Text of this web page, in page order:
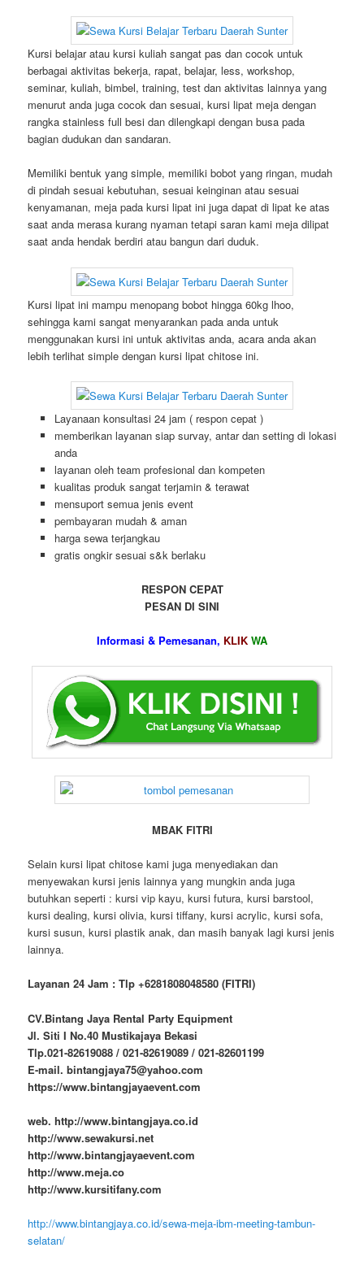
Kursi belajar atau kursi kuliah sangat pas dan cocok untuk
berbagai aktivitas bekerja, rapat, belajar, less, workshop,
seminar, kuliah, bimbel, training, test dan aktivitas lainnya yang
menurut anda juga cocok dan sesuai, kursi lipat meja dengan
rangka stainless full besi dan dilengkapi dengan busa pada
bagian dudukan dan sandaran.
Memiliki bentuk yang simple, memiliki bobot yang ringan, mudah
di pindah sesuai kebutuhan, sesuai keinginan atau sesuai
kenyamanan, meja pada kursi lipat ini juga dapat di lipat ke atas
saat anda merasa kurang nyaman tetapi saran kami meja dilipat
saat anda hendak berdiri atau bangun dari duduk.
Kursi lipat ini mampu menopang bobot hingga 60kg lhoo,
sehingga kami sangat menyarankan pada anda untuk
menggunakan kursi ini untuk aktivitas anda, acara anda akan
lebih terlihat simple dengan kursi lipat chitose ini.
Layanaan konsultasi 24 jam ( respon cepat )
memberikan layanan siap survay, antar dan setting di lokasi
anda
layanan oleh team profesional dan kompeten
kualitas produk sangat terjamin & terawat
mensuport semua jenis event
pembayaran mudah & aman
harga sewa terjangkau
gratis ongkir sesuai s&k berlaku
RESPON CEPAT
PESAN DI SINI
Informasi & Pemesanan, KLIK WA
MBAK FITRI
Selain kursi lipat chitose kami juga menyediakan dan
menyewakan kursi jenis lainnya yang mungkin anda juga
butuhkan seperti : kursi vip kayu, kursi futura, kursi barstool,
kursi dealing, kursi olivia, kursi tiffany, kursi acrylic, kursi sofa,
kursi susun, kursi plastik anak, dan masih banyak lagi kursi jenis
lainnya.
Layanan 24 Jam : Tlp +6281808048580 (FITRI)
CV.Bintang Jaya Rental Party Equipment
Jl. Siti I No.40 Mustikajaya Bekasi
Tlp.021-82619088 / 021-82619089 / 021-82601199
E-mail. bintangjaya75@yahoo.com
https://www.bintangjayaevent.com
web. http://www.bintangjaya.co.id
http://www.sewakursi.net
http://www.bintangjayaevent.com
http://www.meja.co
http://www.kursitifany.com
http://www.bintangjaya.co.id/sewa-meja-ibm-meeting-tambun-
selatan/